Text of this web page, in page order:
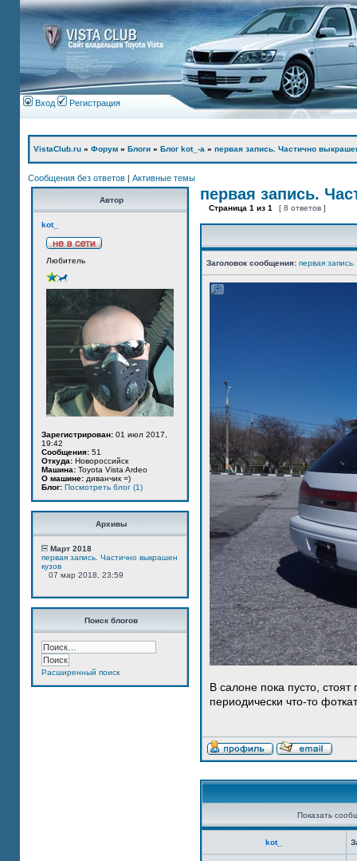
Вход Регистрация
VistaClub.ru » Форум » Блоги » Блог kot_-а » первая запись. Частично
Сообщения без ответов | Активные темы
Автор
kot_
Любитель
Зарегистрирован: 01 июл 2017,
19:42
Сообщения: 51
Откуда: Новороссийск
Машина: Toyota Vista Ardeo
О машине: диванчик =)
Блог: Посмотреть блог (1)
Архивы
Март 2018
первая запись. Частично выкрашен
кузов
07 мар 2018, 23:59
Поиск блогов
Расширенный поиск
первая запись.
Страница 1 из 1 [ 8 ответов ]
Заголовок сообщения: первая
В салоне пока пусто,
периодически что-то
Показать
kot_